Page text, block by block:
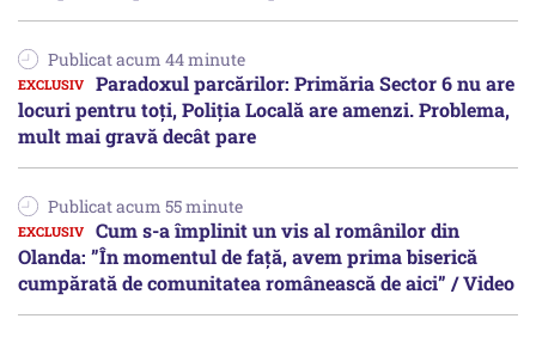
Publicat acum 44 minute
Paradoxul parcărilor: Primăria Sector 6 nu are
locuri pentru toți, Poliția Locală are amenzi. Problema,
mult mai gravă decât pare
Publicat acum 55 minute
Cum s-a împlinit un vis al românilor din
Olanda: ”În momentul de față, avem prima biserică
cumpărată de comunitatea românească de aici” / Video